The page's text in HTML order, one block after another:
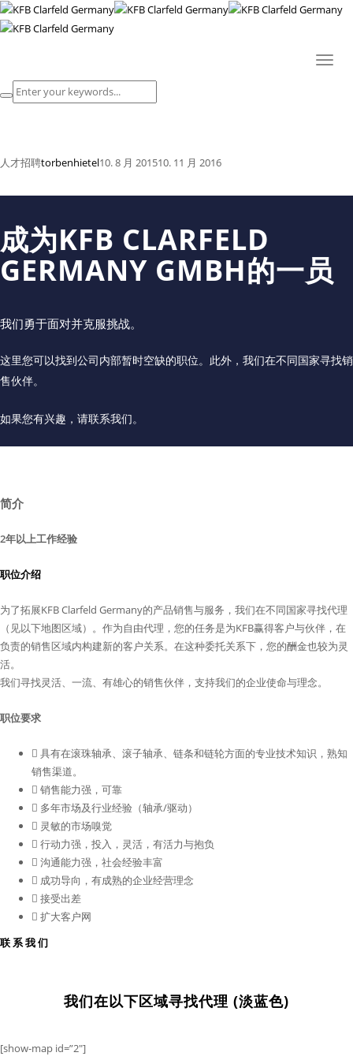
Toggle
人才招聘
人才招聘torbenhietel10. 8 月 201510. 11 月 2016
成为KFB CLARFELD
GERMANY GMBH的一员
我们勇于面对并克服挑战。
这里您可以找到公司内部暂时空缺的职位。此外，我们在不同国家寻找销
售伙伴。
如果您有兴趣，请联系我们。
简介
2年以上工作经验
职位介绍
为了拓展KFB Clarfeld Germany的产品销售与服务，我们在不同国家寻找代理
（见以下地图区域）。作为自由代理，您的任务是为KFB赢得客户与伙伴，在
负责的销售区域内构建新的客户关系。在这种委托关系下，您的酬金也较为灵
活。
我们寻找灵活、一流、有雄心的销售伙伴，支持我们的企业使命与理念。
职位要求
 具有在滚珠轴承、滚子轴承、链条和链轮方面的专业技术知识，熟知
销售渠道。
 销售能力强，可靠
 多年市场及行业经验（轴承/驱动）
 灵敏的市场嗅觉
 行动力强，投入，灵活，有活力与抱负
 沟通能力强，社会经验丰富
 成功导向，有成熟的企业经营理念
 接受出差
 扩大客户网
联系我们
我们在以下区域寻找代理 (淡蓝色)
[show-map id=”2″]